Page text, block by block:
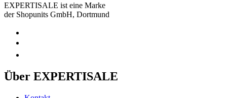
EXPERTISALE ist eine Marke
der Shopunits GmbH, Dortmund
Über EXPERTISALE